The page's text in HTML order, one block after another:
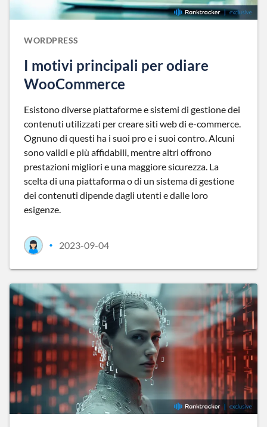
WORDPRESS
I motivi principali per odiare
WooCommerce
Esistono diverse piattaforme e sistemi di gestione dei
contenuti utilizzati per creare siti web di e-commerce.
Ognuno di questi ha i suoi pro e i suoi contro. Alcuni
sono validi e più affidabili, mentre altri offrono
prestazioni migliori e una maggiore sicurezza. La
scelta di una piattaforma o di un sistema di gestione
dei contenuti dipende dagli utenti e dalle loro
esigenze.
• 2023-09-04